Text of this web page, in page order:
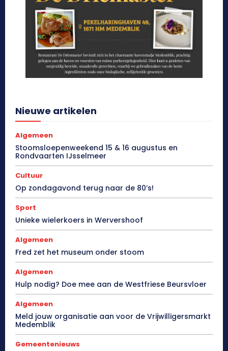
Nieuwe artikelen
Algemeen
Stoomsloepenweekend 15 & 16 augustus en
Rondvaarten IJsselmeer
Cultuur
Op zondagavond terug naar de 80’s!
Sport
Unieke wielerkoers in Wervershoof
Algemeen
Fred zet het museum onder stoom
Algemeen
Hulp nodig? Doe mee aan de Westfriese Beursvloer
Algemeen
Meld jouw organisatie aan voor de Vrijwilligersmarkt
Medemblik
Gemeentenieuws